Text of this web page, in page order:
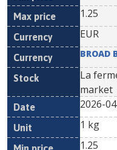
1.25
EUR
BROAD
La
market
2026-
1 kg
1.25